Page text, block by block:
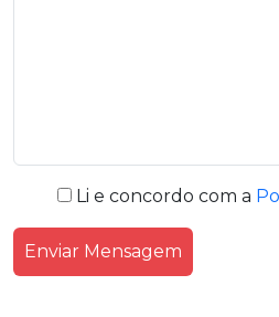
Li e concordo com a